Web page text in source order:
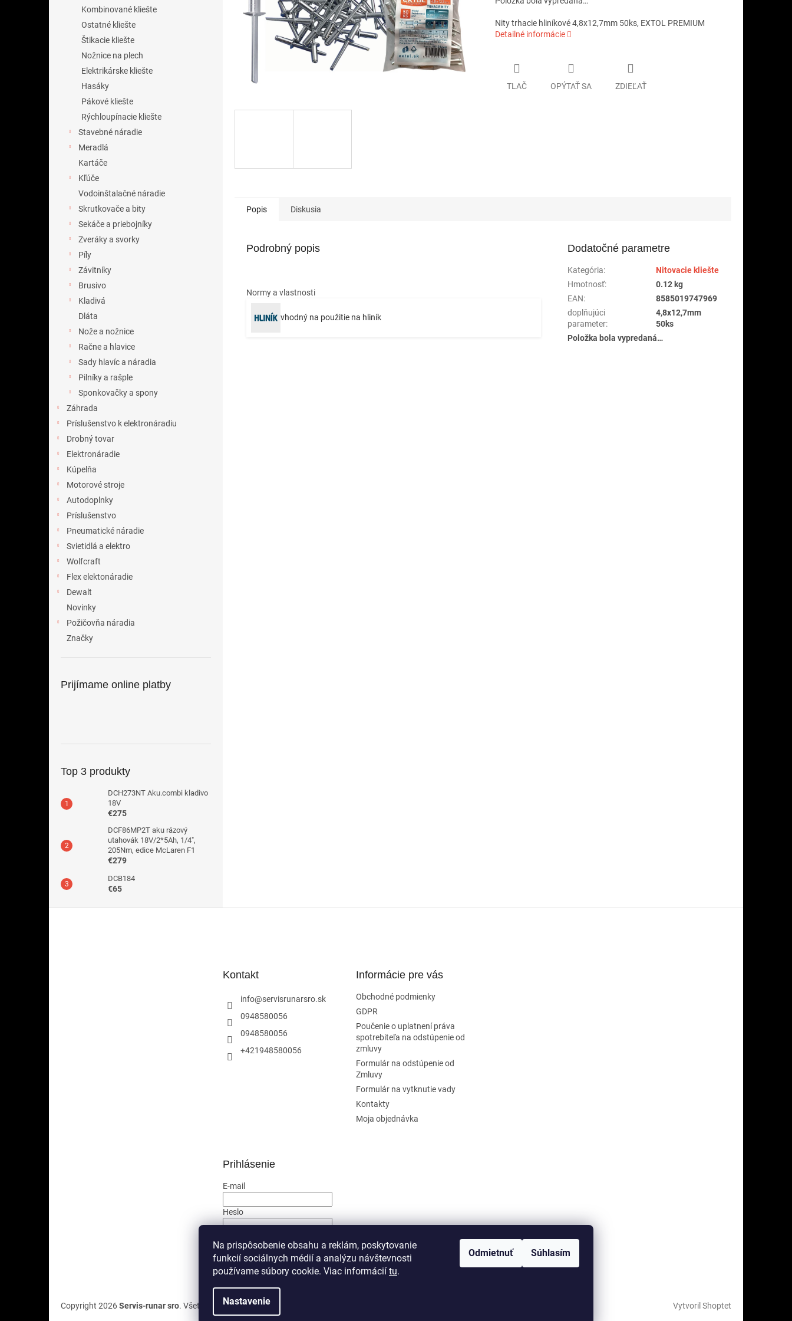
Na prispôsobenie obsahu a reklám, poskytovanie
funkcií sociálnych médií a analýzu návštevnosti
používame súbory cookie. Viac informácií tu.
Nastavenie
Odmietnuť Súhlasím
Kombinované kliešte
Ostatné kliešte
Štikacie kliešte
Nožnice na plech
Elektrikárske kliešte
Hasáky
Pákové kliešte
Rýchloupínacie kliešte
Stavebné náradie
Meradlá
Kartáče
Kľúče
Vodoinštalačné náradie
Skrutkovače a bity
Sekáče a priebojníky
Zveráky a svorky
Píly
Závitníky
Brusivo
Kladivá
Dláta
Nože a nožnice
Račne a hlavice
Sady hlavíc a náradia
Pilníky a rašple
Sponkovačky a spony
Záhrada
Príslušenstvo k elektronáradiu
Drobný tovar
Elektronáradie
Kúpelňa
Motorové stroje
Autodoplnky
Príslušenstvo
Pneumatické náradie
Svietidlá a elektro
Wolfcraft
Flex elektonáradie
Dewalt
Novinky
Požičovňa náradia
Značky
Prijímame online platby
Top 3 produkty
DCH273NT Aku.combi kladivo
18V
€275
DCF86MP2T aku rázový
utahovák 18V/2*5Ah, 1/4",
205Nm, edice McLaren F1
€279
DCB184
€65
Nity trhacie hliníkové 4,8x12,7mm 50ks, EXTOL PREMIUM
Detailné informácie
TLAČ OPÝTAŤ SA ZDIEĽAŤ
Popis Diskusia
Podrobný popis
Normy a vlastnosti
vhodný na použitie na hliník
Dodatočné parametre
Kategória:
Nitovacie kliešte
Hmotnosť:
0.12 kg
EAN:
8585019747969
doplňujúci
parameter:
4,8x12,7mm
50ks
Položka bola vypredaná…
Kontakt
info@servisrunarsro.sk
0948580056
0948580056
+421948580056
Informácie pre vás
Obchodné podmienky
GDPR
Poučenie o uplatnení práva
spotrebiteľa na odstúpenie od
zmluvy
Formulár na odstúpenie od
Zmluvy
Formulár na vytknutie vady
Kontakty
Moja objednávka
Prihlásenie
E-mail
Heslo
PRIHLÁSIŤ SA
Nová registráciaZabudnuté heslo
Vytvoril Shoptet
Copyright 2026Servis-runar sro. Všetky práva vyhradené.